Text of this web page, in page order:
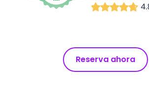
Reserva ahora